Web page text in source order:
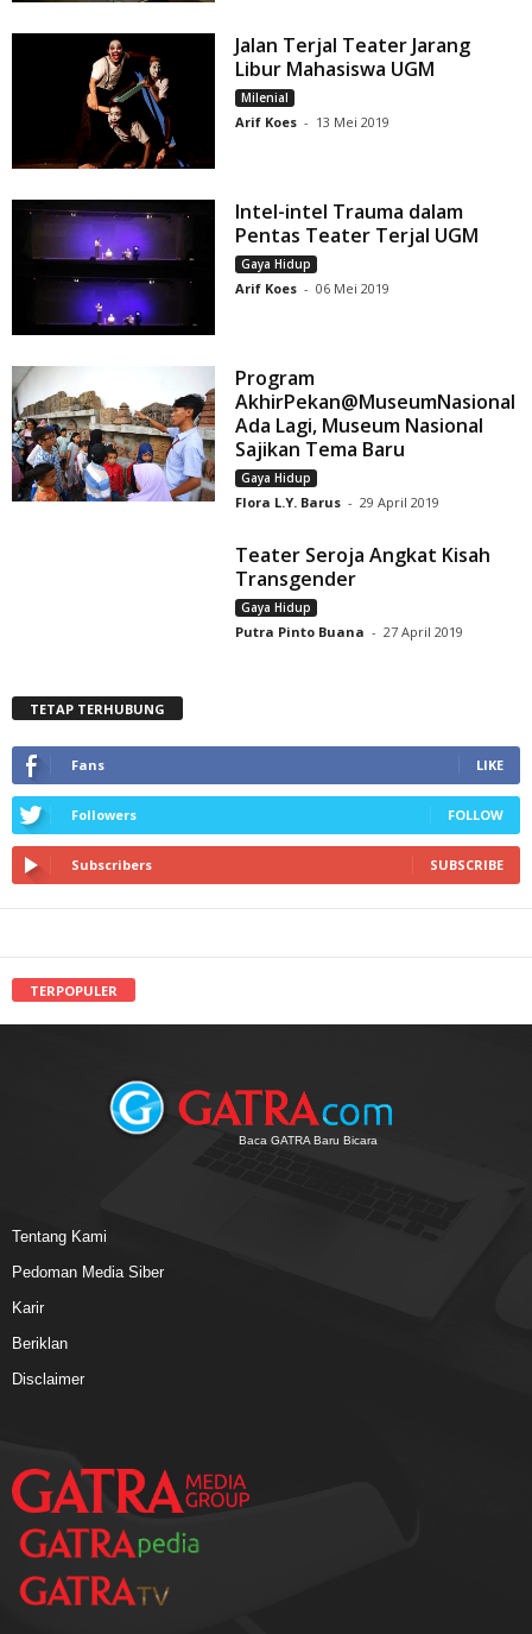
Jalan Terjal Teater Jarang
Libur Mahasiswa UGM
Milenial
Arif Koes - 13 Mei 2019
Intel-intel Trauma dalam
Pentas Teater Terjal UGM
Gaya Hidup
Arif Koes - 06 Mei 2019
Program
AkhirPekan@MuseumNasional
Ada Lagi, Museum Nasional
Sajikan Tema Baru
Gaya Hidup
Flora L.Y. Barus - 29 April 2019
Teater Seroja Angkat Kisah
Transgender
Gaya Hidup
Putra Pinto Buana - 27 April 2019
TETAP TERHUBUNG
Fans LIKE
Followers FOLLOW
Subscribers SUBSCRIBE
TERPOPULER
Baca GATRA Baru Bicara
Tentang Kami
Pedoman Media Siber
Karir
Beriklan
Disclaimer